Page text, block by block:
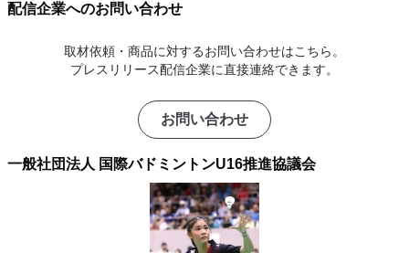
配信企業へのお問い合わせ
取材依頼・商品に対するお問い合わせはこちら。
プレスリリース配信企業に直接連絡できます。
お問い合わせ
一般社団法人 国際バドミントンU16推進協議会